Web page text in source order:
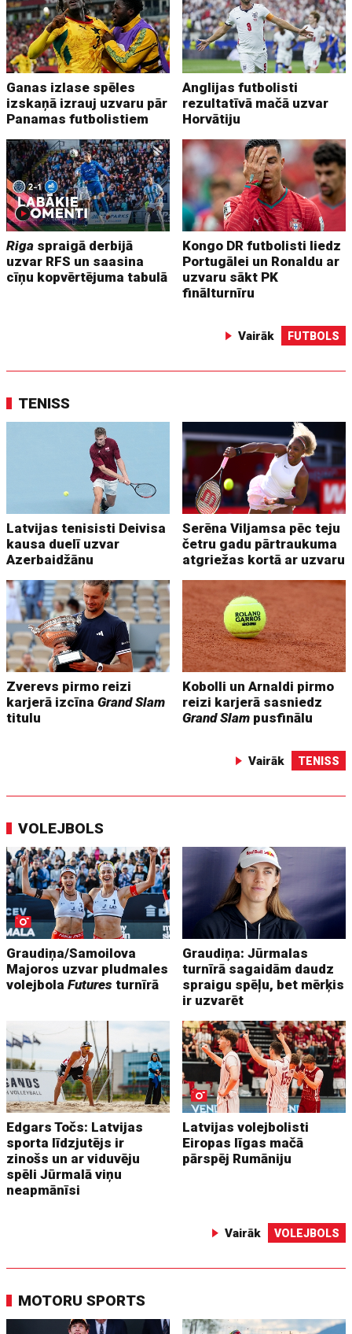
Ganas izlase spēles
izskaņā izrauj uzvaru pār
Panamas futbolistiem
Anglijas futbolisti
rezultatīvā mačā uzvar
Horvātiju
Riga spraigā derbijā
uzvar RFS un saasina
cīņu kopvērtējuma tabulā
Kongo DR futbolisti liedz
Portugālei un Ronaldu ar
uzvaru sākt PK
finālturnīru
Vairāk FUTBOLS
TENISS
Latvijas tenisisti Deivisa
kausa duelī uzvar
Azerbaidžānu
Serēna Viljamsa pēc teju
četru gadu pārtraukuma
atgriežas kortā ar uzvaru
Zverevs pirmo reizi
karjerā izcīnaGrand Slam
titulu
Kobolli un Arnaldi pirmo
reizi karjerā sasniedz
Grand Slam pusfinālu
Vairāk TENISS
VOLEJBOLS
Graudiņa/Samoilova
Majoros uzvar pludmales
volejbolaFutures turnīrā
Graudiņa: Jūrmalas
turnīrā sagaidām daudz
spraigu spēļu, bet mērķis
ir uzvarēt
Edgars Točs: Latvijas
sporta līdzjutējs ir
zinošs un ar viduvēju
spēli Jūrmalā viņu
neapmānīsi
Latvijas volejbolisti
Eiropas līgas mačā
pārspēj Rumāniju
Vairāk VOLEJBOLS
MOTORU SPORTS